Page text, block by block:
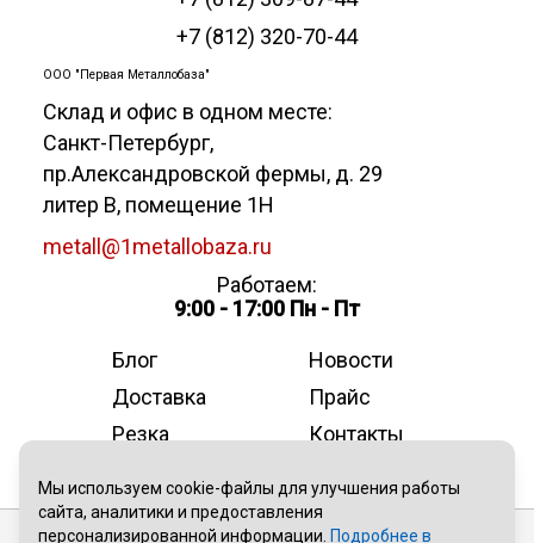
+7 (812) 320-70-44
ООО "Первая Металлобаза"
Склад и офис в одном месте:
Санкт-Петербург,
пр.Александровской фермы, д. 29
литер В, помещение 1Н
metall@1metallobaza.ru
Работаем:
9:00 - 17:00 Пн - Пт
Блог
Новости
Доставка
Прайс
Резка
Контакты
Мы используем cookie-файлы для улучшения работы
сайта, аналитики и предоставления
персонализированной информации. Подробнее в